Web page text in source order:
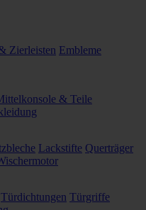
Zierleisten Embleme
& Teile
Lackstifte Querträger
Türdichtungen Türgriffe